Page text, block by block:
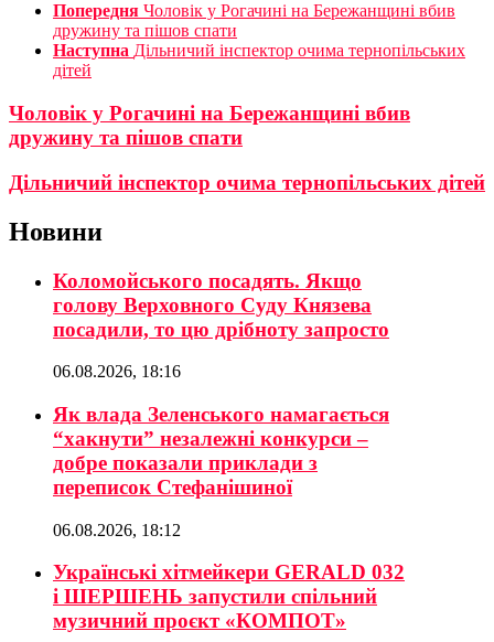
Попередня Чоловік у Рогачині на Бережанщині вбив
дружину та пішов спати
Наступна Дільничий інспектор очима тернопільських
дітей
Чоловік у Рогачині на Бережанщині вбив
дружину та пішов спати
Дільничий інспектор очима тернопільських дітей
Новини
Коломойського посадять. Якщо
голову Верховного Суду Князева
посадили, то цю дрібноту запросто
06.08.2026, 18:16
Як влада Зеленського намагається
“хакнути” незалежні конкурси –
добре показали приклади з
переписок Стефанішиної
06.08.2026, 18:12
Українські хітмейкери GERALD 032
і ШЕРШЕНЬ запустили спільний
музичний проєкт «КОМПОТ»